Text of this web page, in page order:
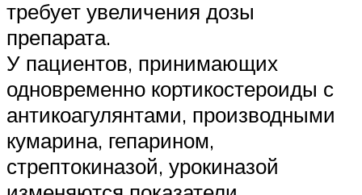
требует увеличения дозы
препарата.
У пациентов, принимающих
одновременно кортикостероиды с
антикоагулянтами, производными
кумарина, гепарином,
стрептокиназой, урокиназой